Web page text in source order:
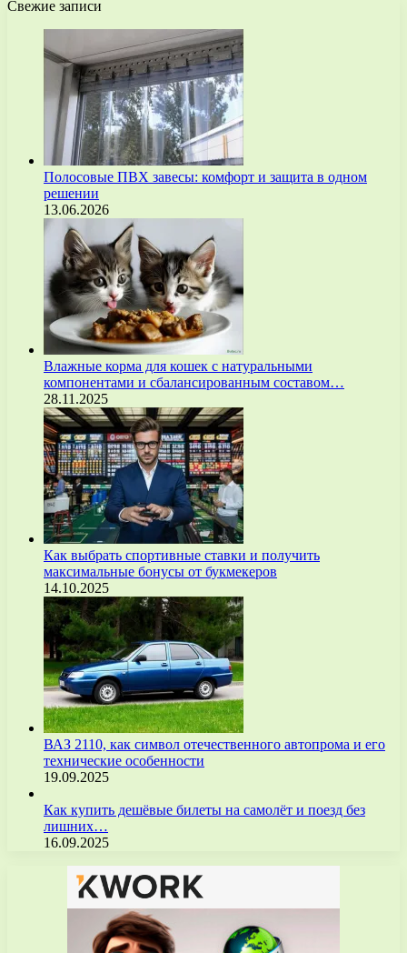
Свежие записи
Полосовые ПВХ завесы: комфорт и защита в одном
решении
13.06.2026
Влажные корма для кошек с натуральными
компонентами и сбалансированным составом…
28.11.2025
Как выбрать спортивные ставки и получить
максимальные бонусы от букмекеров
14.10.2025
ВАЗ 2110, как символ отечественного автопрома и его
технические особенности
19.09.2025
Как купить дешёвые билеты на самолёт и поезд без
лишних…
16.09.2025